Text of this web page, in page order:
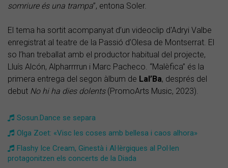
somriure és una trampa”, entona Soler.
El tema ha sortit acompanyat d’un videoclip d'Adryi Valbe
enregistrat al teatre de la Passió d’Olesa de Montserrat. El
so l’han treballat amb el productor habitual del projecte,
Lluís Alcón, Alpharrrrun i Marc Pacheco. “Malèfica” és la
primera entrega del segon àlbum de Lal’Ba, després del
debut No hi ha dies dolents(PromoArts Music, 2023).
​Sosun.Dance se separa
Olga Zoet: «Visc les coses amb bellesa i caos alhora»
Flashy Ice Cream, Ginestà i Al·lèrgiques al Pol·len
protagonitzen els concerts de la Diada